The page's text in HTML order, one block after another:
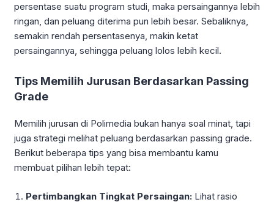
persentase suatu program studi, maka persaingannya lebih
ringan, dan peluang diterima pun lebih besar. Sebaliknya,
semakin rendah persentasenya, makin ketat
persaingannya, sehingga peluang lolos lebih kecil.
Tips Memilih Jurusan Berdasarkan Passing
Grade
Memilih jurusan di Polimedia bukan hanya soal minat, tapi
juga strategi melihat peluang berdasarkan passing grade.
Berikut beberapa tips yang bisa membantu kamu
membuat pilihan lebih tepat:
Pertimbangkan Tingkat Persaingan: Lihat rasio